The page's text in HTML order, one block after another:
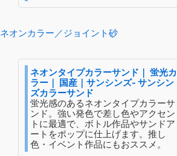
ネオンカラー／ジョイント砂
ネオンタイプカラーサンド｜ 蛍光カ
ラー｜ 国産｜サンシンズ- サンシン
ズカラーサンド
蛍光感のあるネオンタイプカラーサ
ンド。強い発色で差し色やアクセン
トに最適で、ボトル作品やサンドア
ートをポップに仕上げます。推し
色・イベント作品にもおススメ。